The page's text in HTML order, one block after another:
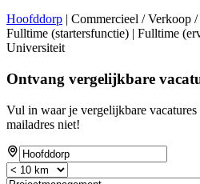
Hoofddorp | Commercieel / Verkoop
Fulltime (startersfunctie) | Fulltime
Universiteit
Ontvang vergelijkbare
Vul in waar je vergelijkbare vacatures
mailadres niet!